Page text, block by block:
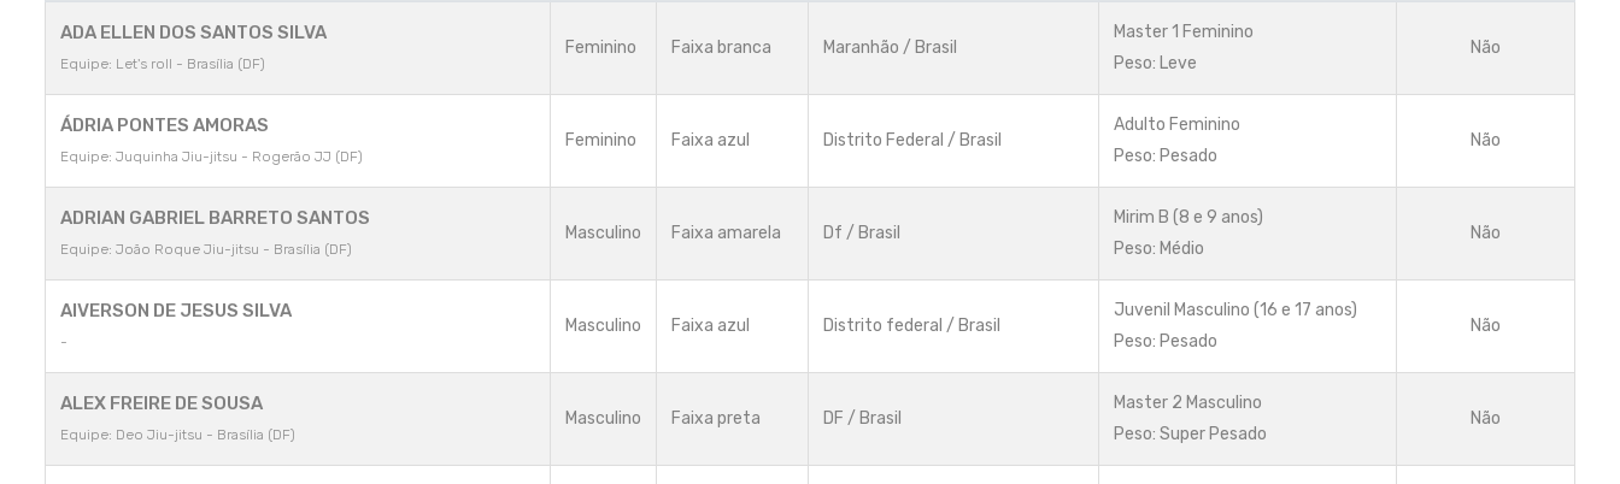
ADA ELLEN DOS SANTOS SILVA
Equipe: Let's roll - Brasília (DF)
Feminino Faixa branca Maranhão / Brasil
Master 1 Feminino
Peso: Leve
Não
ÁDRIA PONTES AMORAS
Equipe: Juquinha Jiu-jitsu - Rogerão JJ (DF)
Feminino Faixa azul Distrito Federal / Brasil
Adulto Feminino
Peso: Pesado
Não
ADRIAN GABRIEL BARRETO SANTOS
Equipe: João Roque Jiu-jitsu - Brasília (DF)
Masculino Faixa amarela Df / Brasil
Mirim B (8 e 9 anos)
Peso: Médio
Não
AIVERSON DE JESUS SILVA
-
Masculino Faixa azul Distrito federal / Brasil
Juvenil Masculino (16 e 17 anos)
Peso: Pesado
Não
ALEX FREIRE DE SOUSA
Equipe: Deo Jiu-jitsu - Brasília (DF)
Masculino Faixa preta DF / Brasil
Master 2 Masculino
Peso: Super Pesado
Não